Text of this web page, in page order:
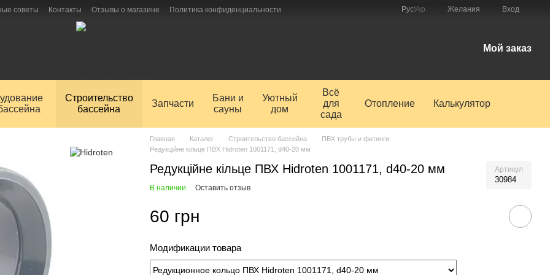
советы Контакты Отзывы о магазине Политика конфиденциальности РусУкр Желания Вход
Мой заказ
Строительство
бассейна
Запчасти
Бани и
сауны
Уютный
дом
Всё
для
сада
Отопление Калькулятор
Главная Каталог Строительство бассейна
ПВХ трубы и фитинги
Редукційне кільце ПВХ Hidroten 1001171, d40-20 мм
Редукційне кільце ПВХ Hidroten 1001171, d40-20 мм Артикул
30984
В наличии Оставить отзыв
60 грн
Модификации товара